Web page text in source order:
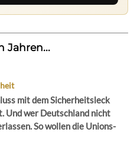
Jahren...
mit dem Sicherheitsleck
Und wer Deutschland nicht
So wollen die Unions-